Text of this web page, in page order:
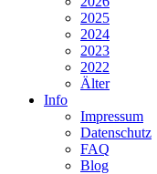
2025
2024
2023
2022
Älter
Info
Impressum
Datenschutz
FAQ
Blog